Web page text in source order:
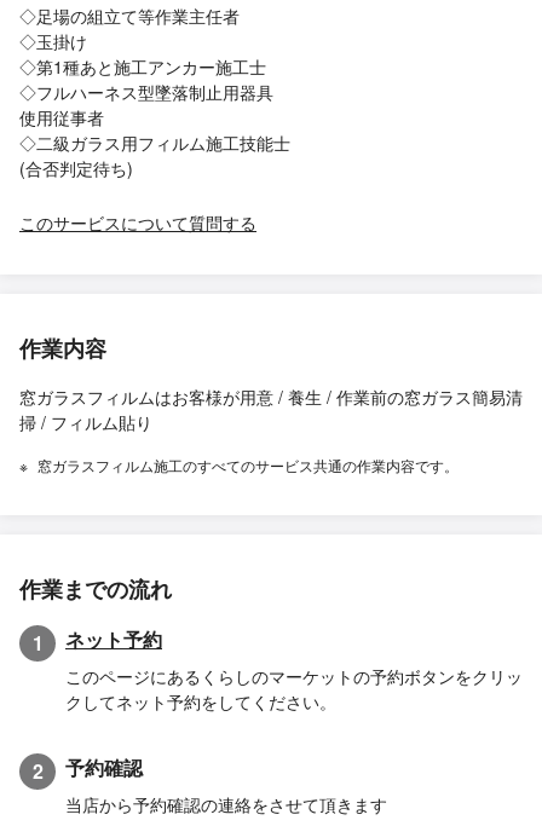
◇足場の組立て等作業主任者
◇玉掛け
◇第1種あと施工アンカー施工士
◇フルハーネス型墜落制止用器具
使用従事者
◇二級ガラス用フィルム施工技能士
(合否判定待ち)
このサービスについて質問する
作業内容
窓ガラスフィルムはお客様が用意 / 養生 / 作業前の窓ガラス簡易清
掃 / フィルム貼り
窓ガラスフィルム施工のすべてのサービス共通の作業内容です。
作業までの流れ
1 ネット予約
このページにあるくらしのマーケットの予約ボタンをクリッ
クしてネット予約をしてください。
2 予約確認
当店から予約確認の連絡をさせて頂きます